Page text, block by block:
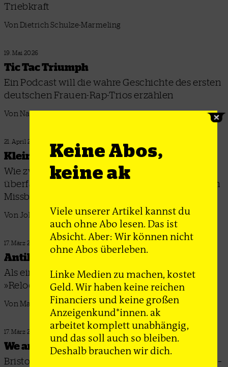
Triebkraft
Von Dietrich Schulze-Marmeling
19. Mai 2026
Tic Tac Triumph
Ein Podcast will die wahre Geschichte des ersten
deutschen Frauen-Rap-Trios erzählen
Von Nadia Shehadeh
21. April 2026
Kleine Epsteins
Wie zwei Texaner eine haitianische Insel
überfallen wollten und was das mit bekannteren
Missbrauchsverbrechen zu tun hat
Von Johannes Reutzel
17. März 2026
Antikolonialismus zum Nachspielen
Als eines von wenigen Videospielen will sich
»Relooted« von kolonialen Narrativen lösen
Von Martin Seng
17. März 2026
We are many, you are few
Bristol gilt als linke Hochburg in Großbritannien –
Keine Abos,
keine ak
Viele unserer Artikel kannst du
auch ohne Abo lesen. Das ist
Absicht. Aber: Wir können nicht
ohne Abos überleben.
Linke Medien zu machen, kostet
Geld. Wir haben keine reichen
Financiers und keine großen
Anzeigenkund*innen. ak
arbeitet komplett unabhängig,
und das soll auch so bleiben.
Deshalb brauchen wir dich.